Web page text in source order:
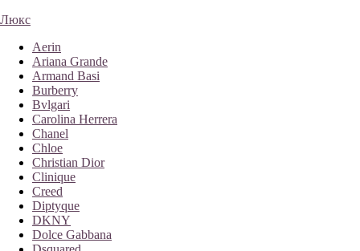
Люкс
Aerin
Ariana Grande
Armand Basi
Burberry
Bvlgari
Carolina Herrera
Chanel
Chloe
Christian Dior
Clinique
Creed
Diptyque
DKNY
Dolce Gabbana